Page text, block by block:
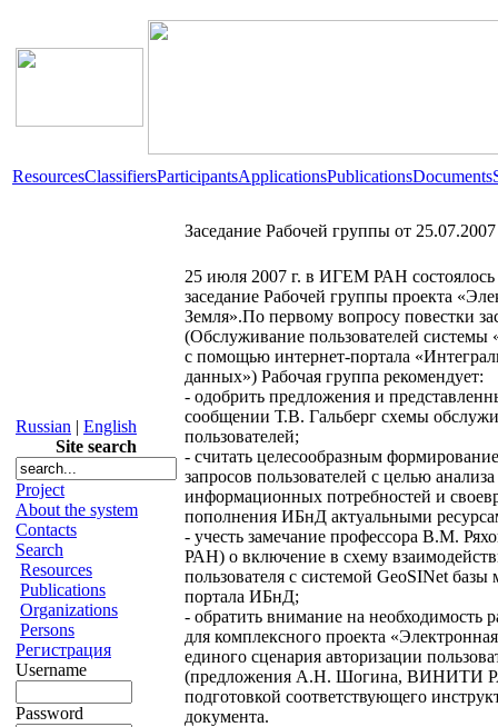
ResourcesClassifiersParticipantsApplicationsPublicationsDocuments
Russian | English
Site search
Project
About the system
Contacts
Search
Resources
Publications
Organizations
Persons
Регистрация
Username
Password
Заседание Рабочей группы от 25.07.2007
25 июля 2007 г. в ИГЕМ РАН состоялось
заседание Рабочей группы проекта
Земля».По первому вопросу повестки
(Обслуживание пользователей системы
с помощью интернет-портала
данных») Рабочая группа рекомендует:
- одобрить предложения и
сообщении Т.В. Гальберг схемы
пользователей;
- считать целесообразным
запросов пользователей с целью анализа
информационных потребностей и
пополнения ИБнД актуальными
- учесть замечание профессора В.М.
РАН) о включение в схему
пользователя с системой GeoSINet базы
портала ИБнД;
- обратить внимание на необходимость
для комплексного проекта
единого сценария авторизации
(предложения А.Н. Шогина, ВИНИТИ
подготовкой соответствующего
документа.